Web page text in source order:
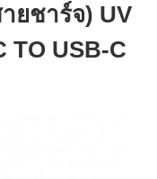
ยชาร์จ) UV
TO USB-C